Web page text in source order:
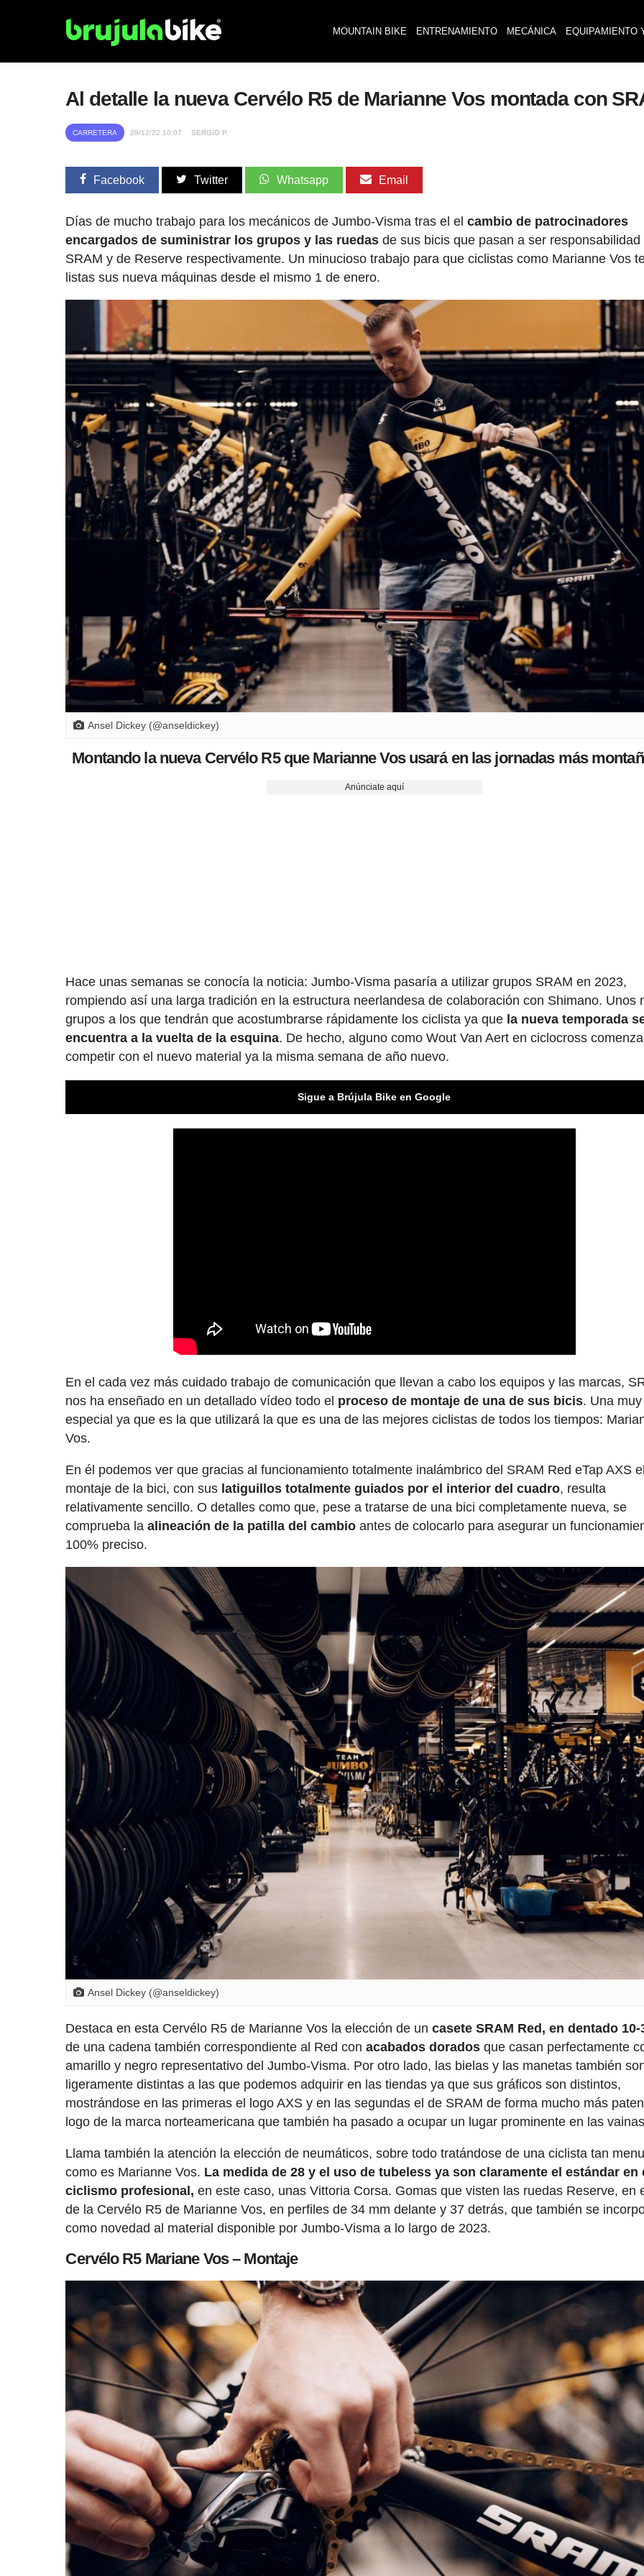
MOUNTAIN BIKE ENTRENAMIENTO MECÁNICA EQUIPAMIENTO
Al detalle la nueva Cervélo R5 de Marianne Vos montada con
CARRETERA 29/12/22 10:07 SERGIO P.
Facebook Twitter Whatsapp Email
Días de mucho trabajo para los mecánicos de Jumbo-Visma tras el elcambio de patrocinadores
encargados de suministrar los grupos y las ruedas de sus bicis que pasan a ser responsabilidad
SRAM y de Reserve respectivamente. Un minucioso trabajo para que ciclistas como Marianne Vos
listas sus nueva máquinas desde el mismo 1 de enero.
Ansel Dickey (@anseldickey)
Montando la nueva Cervélo R5 que Marianne Vos usará en las jornadas más
Anúnciate aquí
Hace unas semanas se conocía la noticia: Jumbo-Visma pasaría a utilizar grupos SRAM en 2023,
rompiendo así una larga tradición en la estructura neerlandesa de colaboración con Shimano. Unos
grupos a los que tendrán que acostumbrarse rápidamente los ciclista ya que la nueva temporada
encuentra a la vuelta de la esquina. De hecho, alguno como Wout Van Aert en ciclocross
competir con el nuevo material ya la misma semana de año nuevo.
Sigue a Brújula Bike en Google
En el cada vez más cuidado trabajo de comunicación que llevan a cabo los equipos y las marcas,
nos ha enseñado en un detallado vídeo todo el proceso de montaje de una de sus bicis. Una muy
especial ya que es la que utilizará la que es una de las mejores ciclistas de todos los tiempos:
Vos.
En él podemos ver que gracias al funcionamiento totalmente inalámbrico del SRAM Red eTap AXS el
montaje de la bici, con sus latiguillos totalmente guiados por el interior del cuadro, resulta
relativamente sencillo. O detalles como que, pese a tratarse de una bici completamente nueva, se
comprueba laalineación de la patilla del cambio antes de colocarlo para asegurar un
100% preciso.
Ansel Dickey (@anseldickey)
Destaca en esta Cervélo R5 de Marianne Vos la elección de uncasete SRAM Red, en dentado 10-
de una cadena también correspondiente al Red conacabados dorados que casan perfectamente
amarillo y negro representativo del Jumbo-Visma. Por otro lado, las bielas y las manetas también
ligeramente distintas a las que podemos adquirir en las tiendas ya que sus gráficos son distintos,
mostrándose en las primeras el logo AXS y en las segundas el de SRAM de forma mucho más
logo de la marca norteamericana que también ha pasado a ocupar un lugar prominente en las
Llama también la atención la elección de neumáticos, sobre todo tratándose de una ciclista tan
como es Marianne Vos. La medida de 28 y el uso de tubeless ya son claramente el estándar en
ciclismo profesional, en este caso, unas Vittoria Corsa. Gomas que visten las ruedas Reserve, en
de la Cervélo R5 de Marianne Vos, en perfiles de 34 mm delante y 37 detrás, que también se
como novedad al material disponible por Jumbo-Visma a lo largo de 2023.
Cervélo R5 Mariane Vos – Montaje